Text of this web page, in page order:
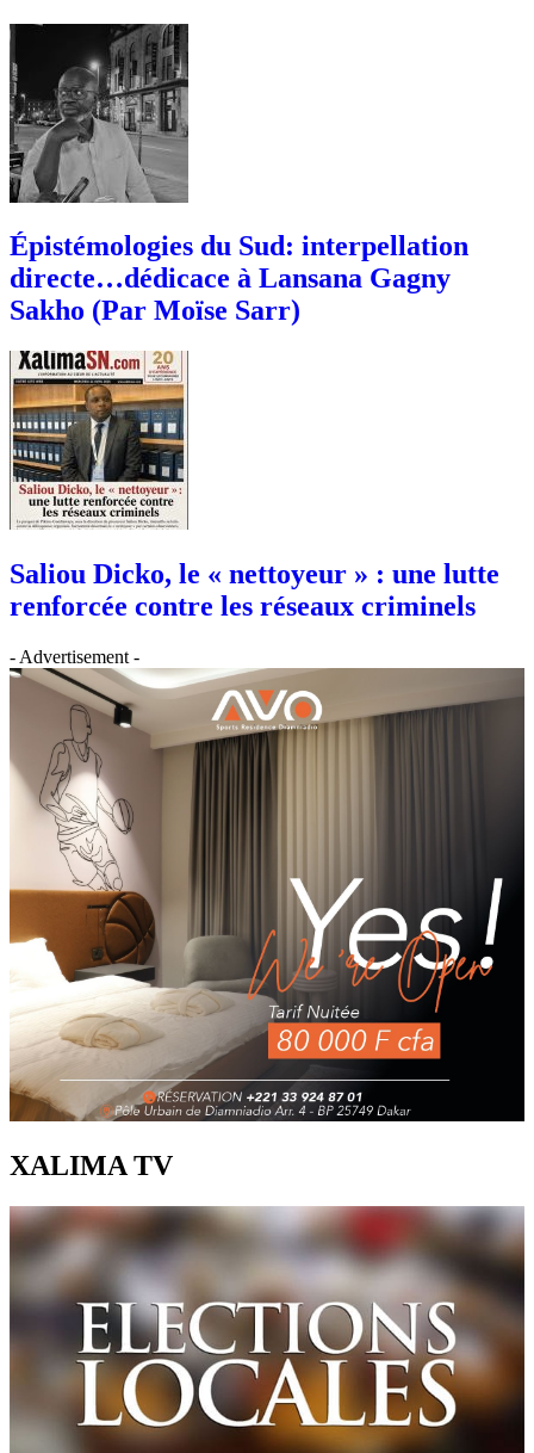
Épistémologies du Sud: interpellation
directe…dédicace à Lansana Gagny
Sakho (Par Moïse Sarr)
Saliou Dicko, le « nettoyeur » : une lutte
renforcée contre les réseaux criminels
- Advertisement -
XALIMA TV